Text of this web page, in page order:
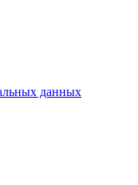
данных